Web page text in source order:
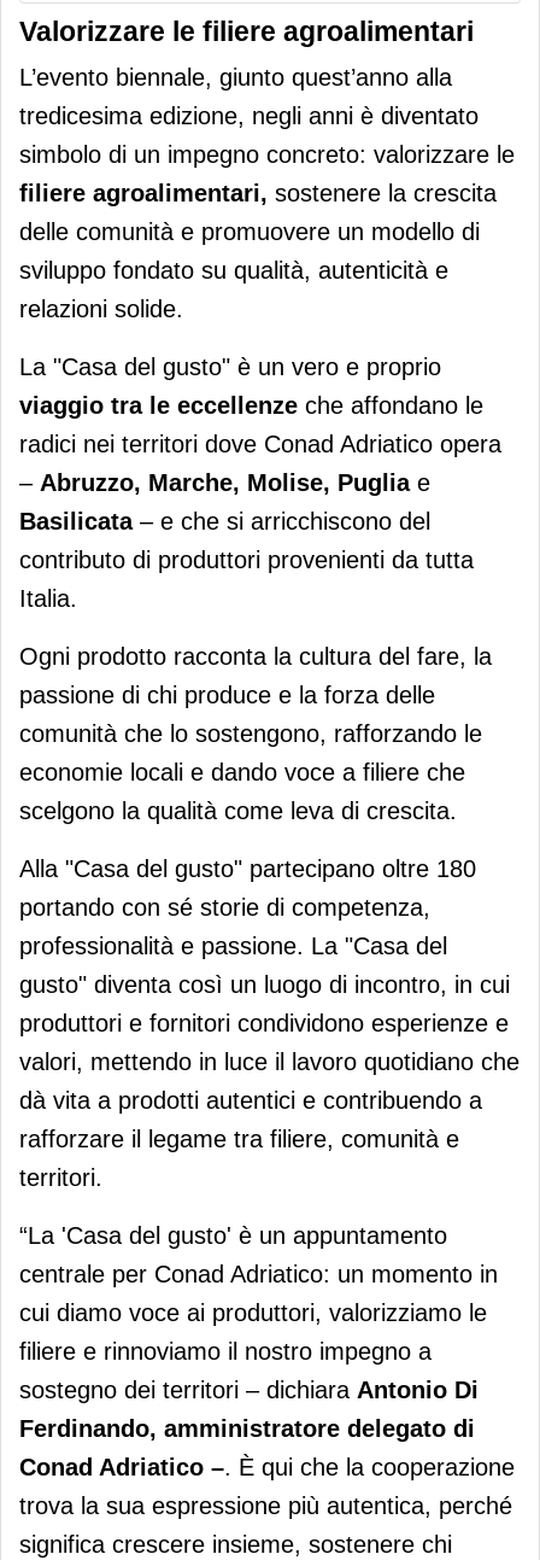
Valorizzare le filiere agroalimentari
L’evento biennale, giunto quest’anno alla
tredicesima edizione, negli anni è diventato
simbolo di un impegno concreto: valorizzare le
filiere agroalimentari, sostenere la crescita
delle comunità e promuovere un modello di
sviluppo fondato su qualità, autenticità e
relazioni solide.
La "Casa del gusto" è un vero e proprio
viaggio tra le eccellenze che affondano le
radici nei territori dove Conad Adriatico opera
– Abruzzo, Marche, Molise, Pugliae
Basilicata– e che si arricchiscono del
contributo di produttori provenienti da tutta
Italia.
Ogni prodotto racconta la cultura del fare, la
passione di chi produce e la forza delle
comunità che lo sostengono, rafforzando le
economie locali e dando voce a filiere che
scelgono la qualità come leva di crescita.
Alla "Casa del gusto" partecipano oltre 180
portando con sé storie di competenza,
professionalità e passione. La "Casa del
gusto" diventa così un luogo di incontro, in cui
produttori e fornitori condividono esperienze e
valori, mettendo in luce il lavoro quotidiano che
dà vita a prodotti autentici e contribuendo a
rafforzare il legame tra filiere, comunità e
territori.
“La 'Casa del gusto' è un appuntamento
centrale per Conad Adriatico: un momento in
cui diamo voce ai produttori, valorizziamo le
filiere e rinnoviamo il nostro impegno a
sostegno dei territori – dichiara Antonio Di
Ferdinando, amministratore delegato di
Conad Adriatico ­–. È qui che la cooperazione
trova la sua espressione più autentica, perché
significa crescere insieme, sostenere chi